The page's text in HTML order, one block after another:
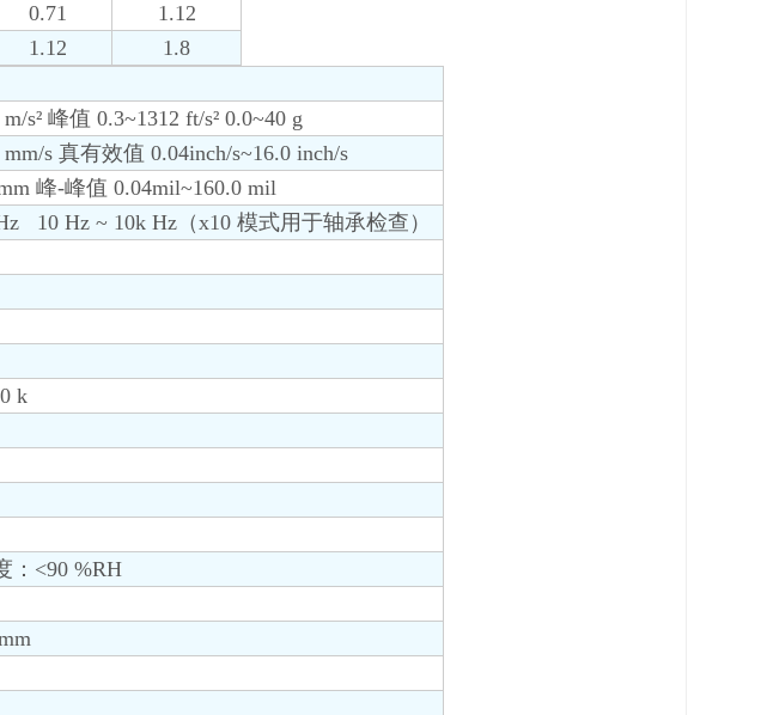
0.71
1.12
1.12 1.8
s² 峰值 0.3~1312 ft/s² 0.0~40 g
s 真有效值 0.04inch/s~16.0 inch/s
峰-峰值 0.04mil~160.0 mil
10 Hz ~ 10k Hz（x10 模式用于轴承检查）
k
：<90 %RH